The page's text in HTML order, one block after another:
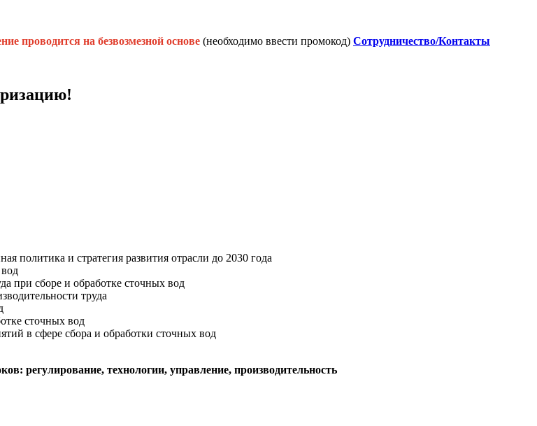
на безвозмезной основе (необходимо ввести промокод) Сотрудничество/Контакты
политика и стратегия развития отрасли до 2030 года
при сборе и обработке сточных вод
труда
сточных вод
в сфере сбора и обработки сточных вод
регулирование, технологии, управление, производительность